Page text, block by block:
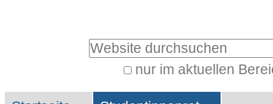
Website durchsuchen
nur im aktuellen
Suche…
Sektionen